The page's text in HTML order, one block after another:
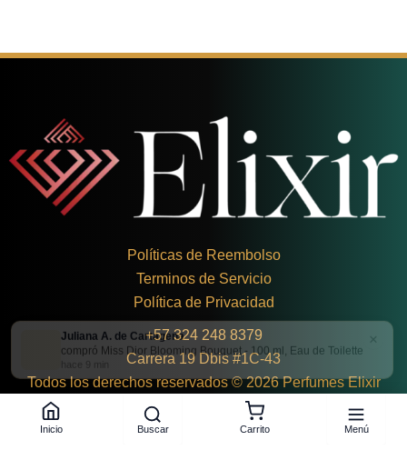
Políticas de Reembolso
Terminos de Servicio
Política de Privacidad
+57 324 248 8379
Carrera 19 Dbis #1C-43
Todos los derechos reservados © 2026 Perfumes Elixir
Inicio Buscar Carrito Menú
Juliana A. de Cartagena
compró Miss Dior Blooming Bouquet - 100 ml, Eau de Toilette
hace 9 min